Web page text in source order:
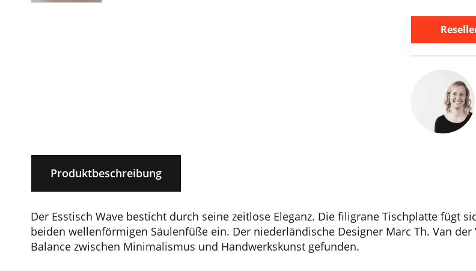
Produktbeschreibung
Der Esstisch Wave besticht durch seine zeitlose Eleganz. Die filigrane Tischplatte fügt
beiden wellenförmigen Säulenfüße ein. Der niederländische Designer Marc Th. Van
Balance zwischen Minimalismus und Handwerkskunst gefunden.